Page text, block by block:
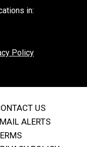
in:
Policy
US
ALERTS